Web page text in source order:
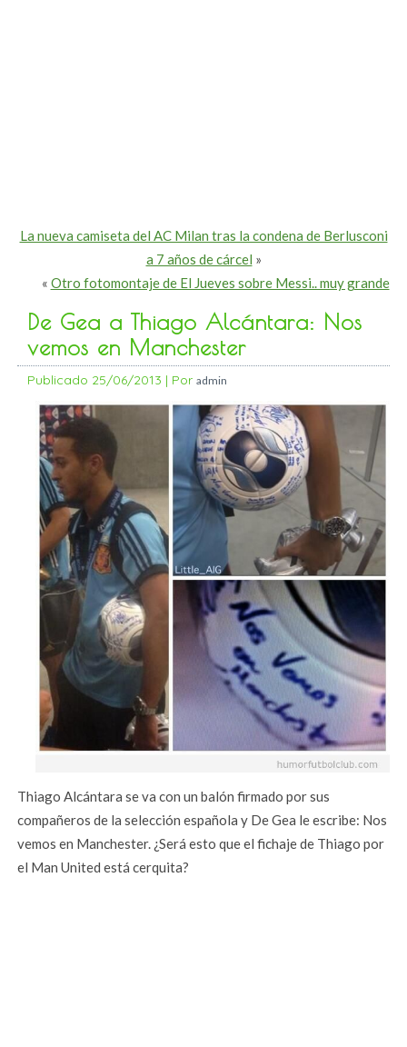
La nueva camiseta del AC Milan tras la condena de Berlusconi
a 7 años de cárcel »
« Otro fotomontaje de El Jueves sobre Messi.. muy grande
De Gea a Thiago Alcántara: Nos
vemos en Manchester
Publicado 25/06/2013 | Por admin
Thiago Alcántara se va con un balón firmado por sus
compañeros de la selección española y De Gea le escribe: Nos
vemos en Manchester. ¿Será esto que el fichaje de Thiago por
el Man United está cerquita?